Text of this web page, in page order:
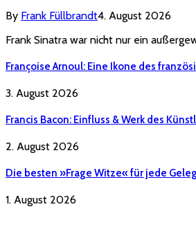
By Frank Füllbrandt4. August 2026
Frank Sinatra war nicht nur ein
Françoise Arnoul: Eine Ikone des
3. August 2026
Francis Bacon: Einfluss & Werk des
2. August 2026
Die besten »Frage Witze« für jede
1. August 2026